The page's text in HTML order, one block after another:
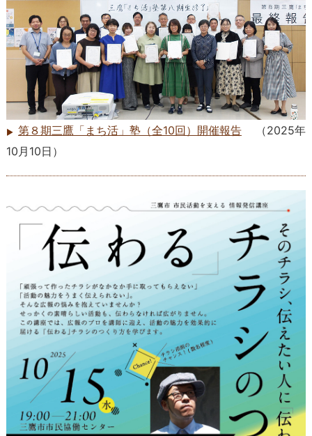
第８期三鷹「まち活」塾（全10回）開催報告 （2025年
10月10日 ）